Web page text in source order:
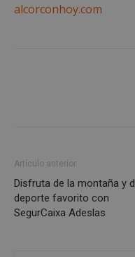
alcorconhoy.com
Artículo anterior
Disfruta de la montaña y
deporte favorito con
SegurCaixa Adeslas